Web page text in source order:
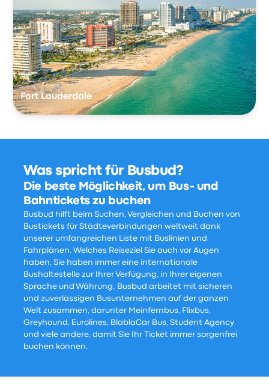
Fort Lauderdale
Was spricht für Busbud?
Die beste Möglichkeit, um Bus- und
Bahntickets zu buchen
Busbud hilft beim Suchen, Vergleichen und Buchen von
Bustickets für Städteverbindungen weltweit dank
unserer umfangreichen Liste mit Buslinien und
Fahrplänen. Welches Reiseziel Sie auch vor Augen
haben, Sie haben immer eine internationale
Bushaltestelle zur Ihrer Verfügung, in Ihrer eigenen
Sprache und Währung. Busbud arbeitet mit sicheren
und zuverlässigen Busunternehmen auf der ganzen
Welt zusammen, darunter Meinfernbus, Flixbus,
Greyhound, Eurolines, BlablaCar Bus, Student Agency
und viele andere, damit Sie Ihr Ticket immer sorgenfrei
buchen können.